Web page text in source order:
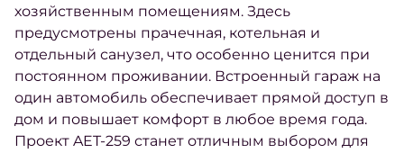
хозяйственным помещениям. Здесь
предусмотрены прачечная, котельная и
отдельный санузел, что особенно ценится при
постоянном проживании. Встроенный гараж на
один автомобиль обеспечивает прямой доступ в
дом и повышает комфорт в любое время года.
Проект AET-259 станет отличным выбором для